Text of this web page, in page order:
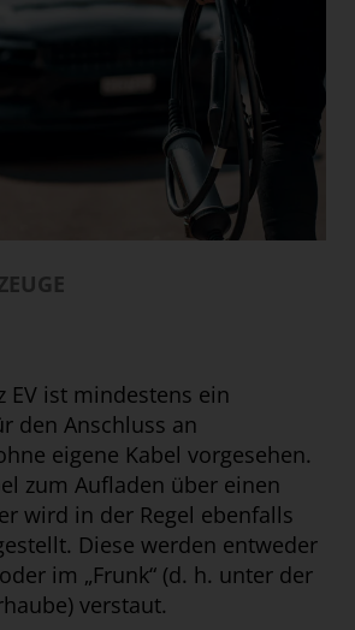
EV ist mindestens ein
den Anschluss an
eigene Kabel vorgesehen.
zum Aufladen über einen
wird in der Regel ebenfalls
Diese werden entweder
im „Frunk“ (d. h. unter der
verstaut.